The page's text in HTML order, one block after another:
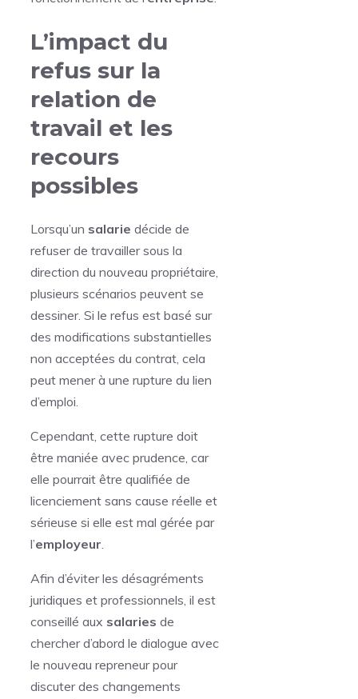
L’impact du
refus sur la
relation de
travail et les
recours
possibles
Lorsqu’un salarie décide de
refuser de travailler sous la
direction du nouveau propriétaire,
plusieurs scénarios peuvent se
dessiner. Si le refus est basé sur
des modifications substantielles
non acceptées du contrat, cela
peut mener à une rupture du lien
d’emploi.
Cependant, cette rupture doit
être maniée avec prudence, car
elle pourrait être qualifiée de
licenciement sans cause réelle et
sérieuse si elle est mal gérée par
l’employeur.
Afin d’éviter les désagréments
juridiques et professionnels, il est
conseillé aux salaries de
chercher d’abord le dialogue avec
le nouveau repreneur pour
discuter des changements